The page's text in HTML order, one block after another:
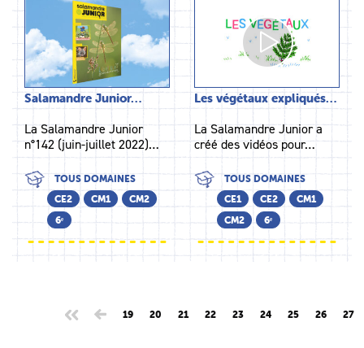
Salamandre Junior…
La Salamandre Junior
n°142 (juin-juillet 2022)…
TOUS DOMAINES
CE2
CM1
CM2
6ᵉ
Les végétaux expliqués…
La Salamandre Junior a
créé des vidéos pour…
TOUS DOMAINES
CE1
CE2
CM1
CM2
6ᵉ
19 20 21 22 23 24 25 26 27